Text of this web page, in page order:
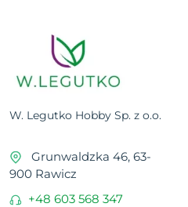
W. Legutko Hobby Sp. z o.o.
Grunwaldzka 46, 63-
900 Rawicz
+48 603 568 347